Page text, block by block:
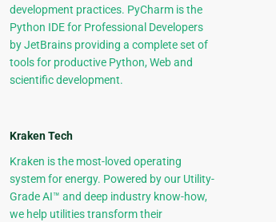
development practices. PyCharm is the
Python IDE for Professional Developers
by JetBrains providing a complete set of
tools for productive Python, Web and
scientific development.
Kraken Tech
Kraken is the most-loved operating
system for energy. Powered by our Utility-
Grade AI™ and deep industry know-how,
we help utilities transform their